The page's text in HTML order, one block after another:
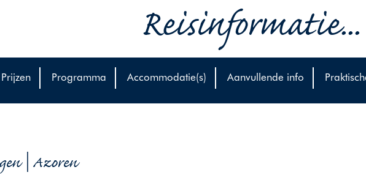
Reisinformatie...
Programma Accommodatie(s) Aanvullende info
| Azoren